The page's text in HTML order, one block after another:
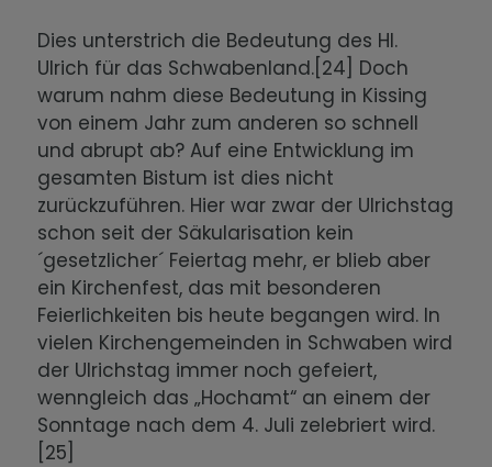
Dies unterstrich die Bedeutung des Hl.
Ulrich für das Schwabenland.[24] Doch
warum nahm diese Bedeutung in Kissing
von einem Jahr zum anderen so schnell
und abrupt ab? Auf eine Entwicklung im
gesamten Bistum ist dies nicht
zurückzuführen. Hier war zwar der Ulrichstag
schon seit der Säkularisation kein
´gesetzlicher´ Feiertag mehr, er blieb aber
ein Kirchenfest, das mit besonderen
Feierlichkeiten bis heute begangen wird. In
vielen Kirchengemeinden in Schwaben wird
der Ulrichstag immer noch gefeiert,
wenngleich das „Hochamt“ an einem der
Sonntage nach dem 4. Juli zelebriert wird.
[25]